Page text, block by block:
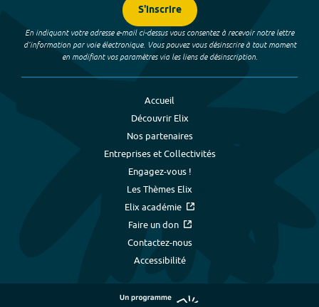
S'inscrire
En indiquant votre adresse e-mail ci-dessus vous consentez à recevoir notre lettre
d’information par voie électronique. Vous pouvez vous désinscrire à tout moment
en modifiant vos paramètres via les liens de désinscription.
Accueil
Découvrir Elix
Nos partenaires
Entreprises et Collectivités
Engagez-vous !
Les Thèmes Elix
Elix académie
Faire un don
Contactez-nous
Accessibilité